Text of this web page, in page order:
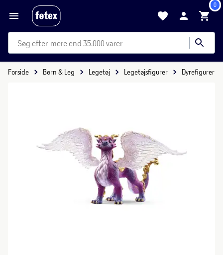
0
mere end 35.000 varer
Forside Børn & Leg Legetøj Legetøjsfigurer Dyrefigurer